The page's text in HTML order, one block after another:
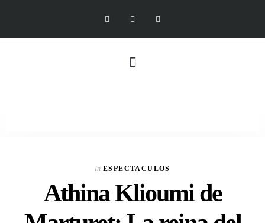
In ESPECTACULOS
Athina Klioumi de